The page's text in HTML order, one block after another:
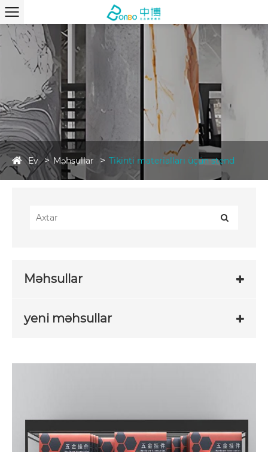
Ev Məhsullar Tikinti materialları üçün stend
Məhsullar
yeni məhsullar